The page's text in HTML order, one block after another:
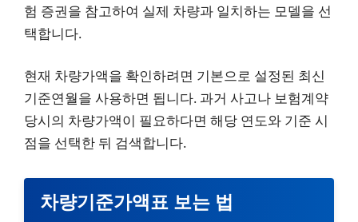
험 증권을 참고하여 실제 차량과 일치하는 모델을 선
택합니다.
현재 차량가액을 확인하려면 기본으로 설정된 최신
기준연월을 사용하면 됩니다. 과거 사고나 보험계약
당시의 차량가액이 필요하다면 해당 연도와 기준 시
점을 선택한 뒤 검색합니다.
차량기준가액표 보는 법